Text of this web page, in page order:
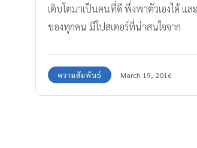
เติบโตมาเป็นคนที่ดี พึ่งพาตัวเองได้ แล
ของทุกคน มีโปสเตอร์ที่น่าสนใจจาก
แค่ไหน ด้วยการแสดงความรักกับลูก โดยก
ใส่ใจ
ความสัมพันธ์ March 19, 2016